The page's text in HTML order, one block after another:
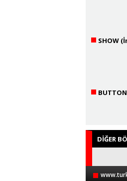
SHOW
DİĞER